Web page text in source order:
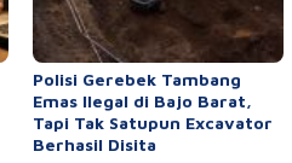
Polisi Gerebek Tambang
Emas Ilegal di Bajo Barat,
Tapi Tak Satupun Excavator
Berhasil Disita